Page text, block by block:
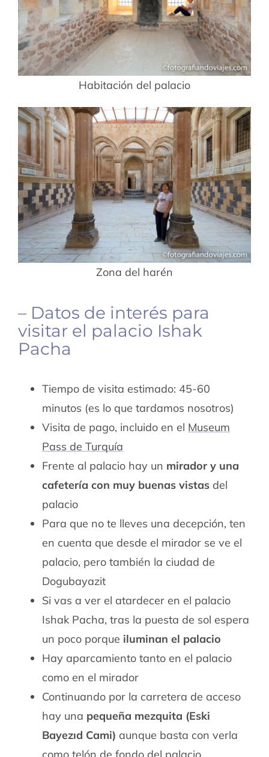
Habitación del palacio
Zona del harén
– Datos de interés para
visitar el palacio Ishak
Pacha
Tiempo de visita estimado: 45-60
minutos (es lo que tardamos nosotros)
Visita de pago, incluido en el Museum
Pass de Turquía
Frente al palacio hay un mirador y una
cafetería con muy buenas vistasdel
palacio
Para que no te lleves una decepción, ten
en cuenta que desde el mirador se ve el
palacio, pero también la ciudad de
Dogubayazit
Si vas a ver el atardecer en el palacio
Ishak Pacha, tras la puesta de sol espera
un poco porque iluminan el palacio
Hay aparcamiento tanto en el palacio
como en el mirador
Continuando por la carretera de acceso
hay una pequeña mezquita (Eski
Bayezıd Cami) aunque basta con verla